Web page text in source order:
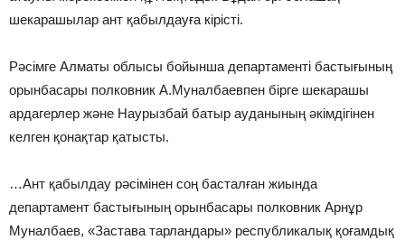
шекарашылар ант қабылдауға кірісті.
Рәсімге Алматы облысы бойынша департаменті бастығының
орынбасары полковник А.Муналбаевпен бірге шекарашы
ардагерлер және Наурызбай батыр ауданының әкімдігінен
келген қонақтар қатысты.
…Ант қабылдау рәсімінен соң басталған жиында
департамент бастығының орынбасары полковник Арнұр
Муналбаев, «Застава тарландары» республикалық қоғамдық